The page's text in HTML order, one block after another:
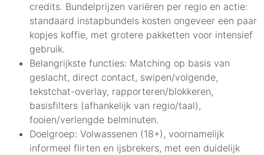
credits. Bundelprijzen variëren per regio en actie:
standaard instapbundels kosten ongeveer een paar
kopjes koffie, met grotere pakketten voor intensief
gebruik.
Belangrijkste functies: Matching op basis van
geslacht, direct contact, swipen/volgende,
tekstchat-overlay, rapporteren/blokkeren,
basisfilters (afhankelijk van regio/taal),
fooien/verlengde belminuten.
Doelgroep: Volwassenen (18+), voornamelijk
informeel flirten en ijsbrekers, met een duidelijk